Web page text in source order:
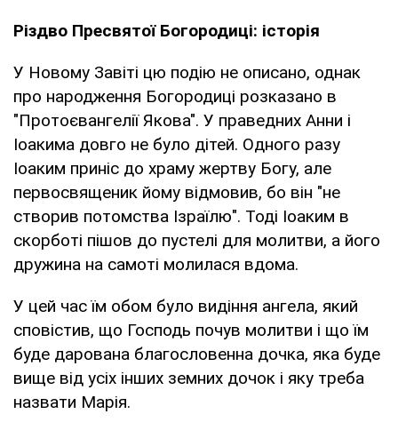
Різдво Пресвятої Богородиці: історія
У Новому Завіті цю подію не описано, однак
про народження Богородиці розказано в
"Протоєвангелії Якова". У праведних Анни і
Іоакима довго не було дітей. Одного разу
Іоаким приніс до храму жертву Богу, але
первосвященик йому відмовив, бо він "не
створив потомства Ізраїлю". Тоді Іоаким в
скорботі пішов до пустелі для молитви, а його
дружина на самоті молилася вдома.
У цей час їм обом було видіння ангела, який
сповістив, що Господь почув молитви і що їм
буде дарована благословенна дочка, яка буде
вище від усіх інших земних дочок і яку треба
назвати Марія.